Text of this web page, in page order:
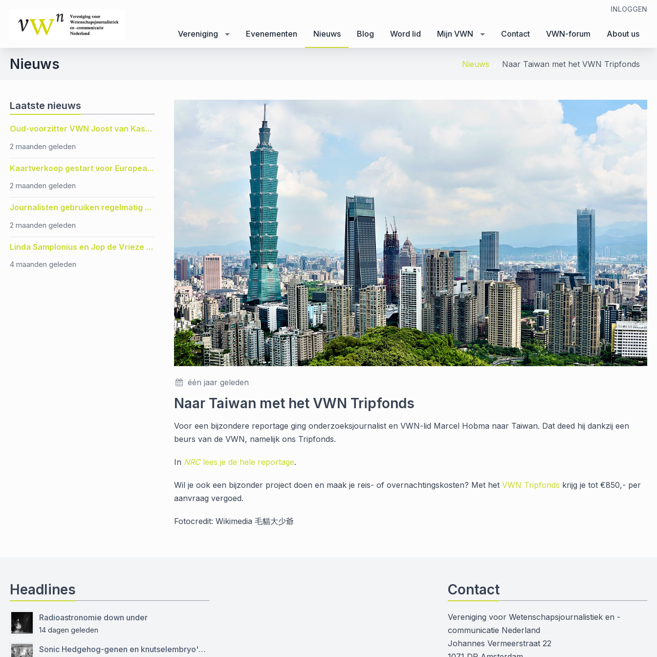
INLOGGEN
Vereniging Evenementen Nieuws Blog Word lid Mijn VWN Contact VWN-forum About us
Nieuws Naar Taiwan met het VWN Tripfonds
Nieuws
Laatste nieuws
Oud-voorzitter VWN Joost van Kasteren was een empathische mentor en kritisch journalist
2 maanden geleden
Kaartverkoop gestart voor European Conference for Science Journalism 2026 Hannover
2 maanden geleden
Journalisten gebruiken regelmatig AI, ondanks ongemak
2 maanden geleden
Linda Samplonius en Jop de Vrieze winnaar Gouden Beitel
4 maanden geleden
één jaar geleden
Naar Taiwan met het VWN Tripfonds
Voor een bijzondere reportage ging onderzoeksjournalist en VWN-lid Marcel Hobma naar Taiwan. Dat deed hij dankzij een
beurs van de VWN, namelijk ons Tripfonds.
In NRC lees je de hele reportage.
Wil je ook een bijzonder project doen en maak je reis- of overnachtingskosten? Met het VWN Tripfonds krijg je tot €850,- per
aanvraag vergoed.
Fotocredit: Wikimedia 毛貓大少爺
Headlines
Radioastronomie down under
14 dagen geleden
Sonic Hedgehog-genen en knutselembryo's: verslag bezoek aan Sanquin
Contact
Vereniging voor Wetenschapsjournalistiek en -
communicatie Nederland
Johannes Vermeerstraat 22